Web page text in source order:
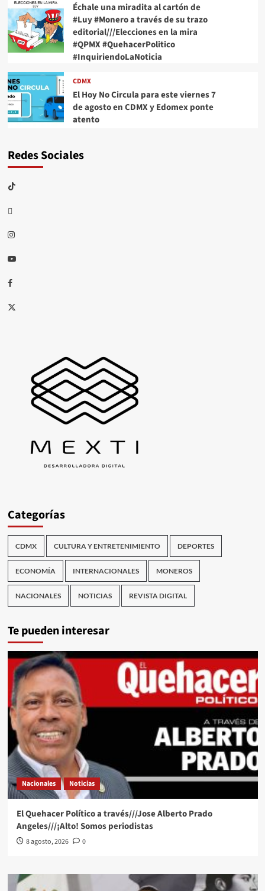
Échale una miradita al cartón de
#Luy #Monero a través de su trazo
editorial///Elecciones en la mira
#QPMX #QuehacerPolitico
#InquiriendoLaNoticia
CDMX
El Hoy No Circula para este viernes 7
de agosto en CDMX y Edomex ponte
atento
Redes Sociales
TikTok
threads
Instagram
Youtube
Facebook
X
Categorías
CDMX CULTURA Y ENTRETENIMIENTO DEPORTES
ECONOMÍA INTERNACIONALES MONEROS
NACIONALES NOTICIAS REVISTA DIGITAL
Te pueden interesar
Nacionales Noticias
El Quehacer Político a través///Jose Alberto Prado
Angeles///¡Alto! Somos periodistas
8 agosto, 2026 0